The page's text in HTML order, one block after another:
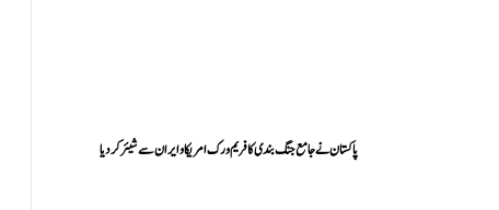
پاکستان نے جامع جنگ بندی کا فریم ورک امریکا و ایران سے شیئر کر دیا